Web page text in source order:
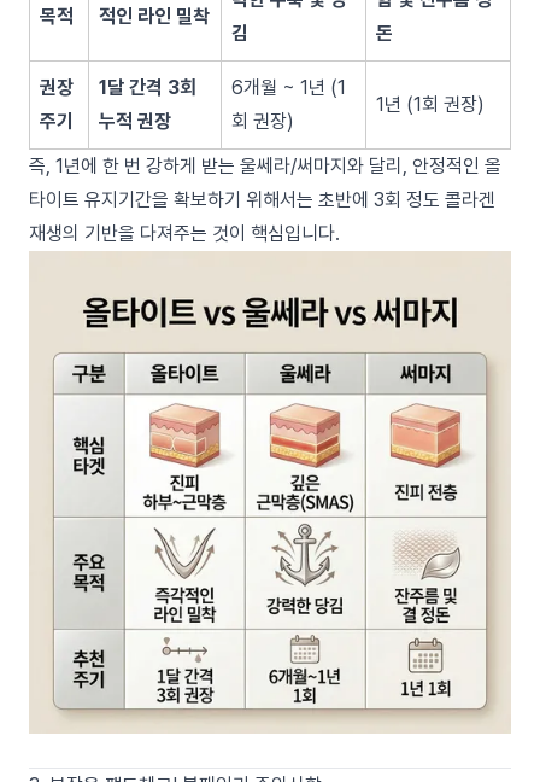
목적
적인 라인 밀착
김
돈
권장
주기
1달 간격 3회
누적 권장
6개월 ~ 1년 (1
회 권장)
1년 (1회 권장)
즉, 1년에 한 번 강하게 받는 울쎄라/써마지와 달리, 안정적인 올
타이트 유지기간을 확보하기 위해서는 초반에 3회 정도 콜라겐
재생의 기반을 다져주는 것이 핵심입니다.